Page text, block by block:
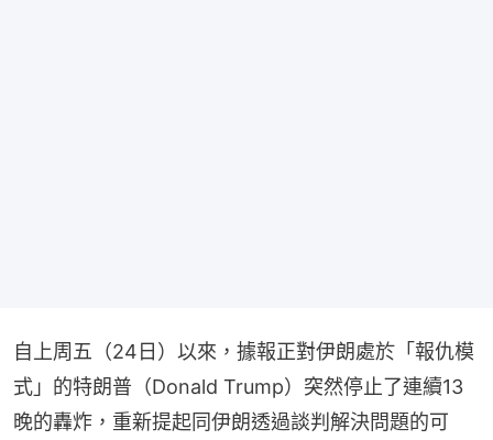
自上周五（24日）以來，據報正對伊朗處於「報仇模
式」的特朗普（Donald Trump）突然停止了連續13
晚的轟炸，重新提起同伊朗透過談判解決問題的可